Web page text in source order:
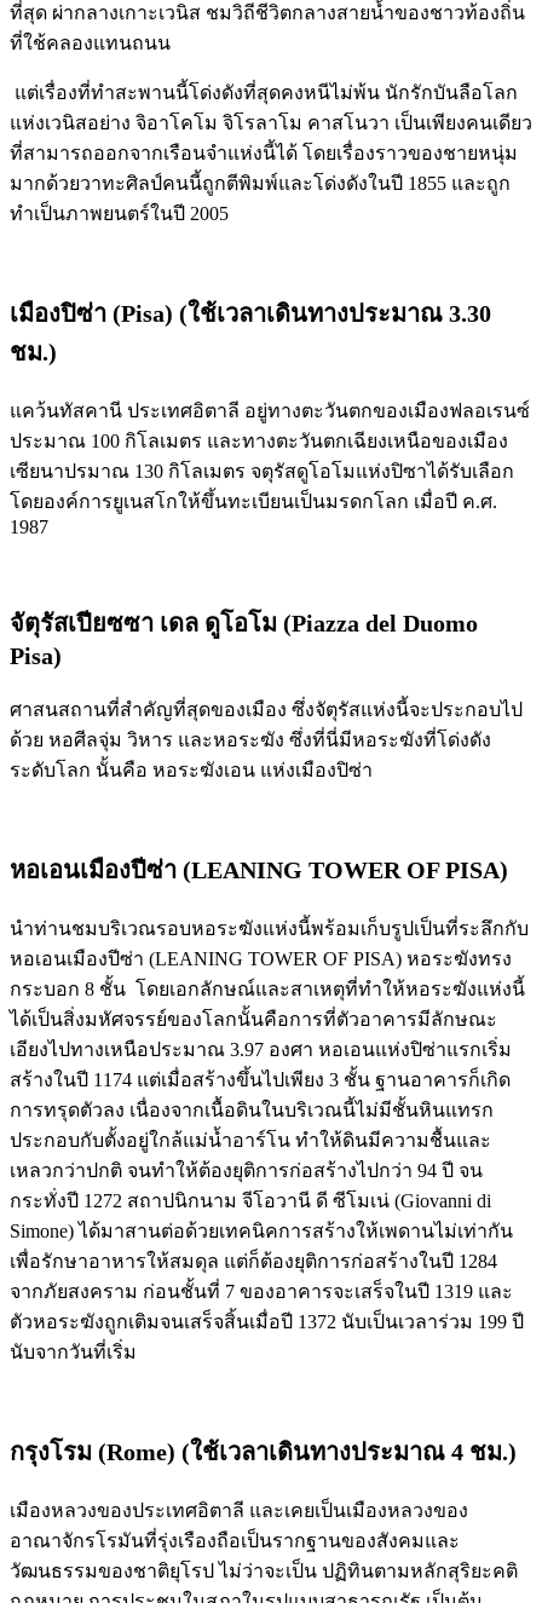
ที่สุด ผ่ากลางเกาะเวนิส ชมวิถีชีวิตกลางสายน้ำของชาวท้องถิ่น
ที่ใช้คลองแทนถนน
แต่เรื่องที่ทำสะพานนี้โด่งดังที่สุดคงหนีไม่พ้น นักรักบันลือโลก
แห่งเวนิสอย่าง จิอาโคโม จิโรลาโม คาสโนวา เป็นเพียงคนเดียว
ที่สามารถออกจากเรือนจำแห่งนี้ได้ โดยเรื่องราวของชายหนุ่ม
มากด้วยวาทะศิลป์คนนี้ถูกตีพิมพ์และโด่งดังในปี 1855 และถูก
ทำเป็นภาพยนตร์ในปี 2005
เมืองปิซ่า (Pisa) (ใช้เวลาเดินทางประมาณ 3.30
ชม.)
แคว้นทัสคานี ประเทศอิตาลี อยู่ทางตะวันตกของเมืองฟลอเรนซ์
ประมาณ 100 กิโลเมตร และทางตะวันตกเฉียงเหนือของเมือง
เซียนาปรมาณ 130 กิโลเมตร จตุรัสดูโอโมแห่งปิซาได้รับเลือก
โดยองค์การยูเนสโกให้ขึ้นทะเบียนเป็นมรดกโลก เมื่อปี ค.ศ.
1987
จัตุรัสเปียซซา เดล ดูโอโม (Piazza del Duomo
Pisa)
ศาสนสถานที่สำคัญที่สุดของเมือง ซึ่งจัตุรัสแห่งนี้จะประกอบไป
ด้วย หอศีลจุ่ม วิหาร และหอระฆัง ซึ่งที่นี่มีหอระฆังที่โด่งดัง
ระดับโลก นั้นคือ หอระฆังเอน แห่งเมืองปิซ่า
หอเอนเมืองปีซ่า (LEANING TOWER OF PISA)
นำท่านชมบริเวณรอบหอระฆังแห่งนี้พร้อมเก็บรูปเป็นที่ระลึกกับ
หอเอนเมืองปีซ่า (LEANING TOWER OF PISA) หอระฆังทรง
กระบอก 8 ชั้น โดยเอกลักษณ์และสาเหตุที่ทำให้หอระฆังแห่งนี้
ได้เป็นสิ่งมหัศจรรย์ของโลกนั้นคือการที่ตัวอาคารมีลักษณะ
เอียงไปทางเหนือประมาณ 3.97 องศา หอเอนแห่งปิซ่าแรกเริ่ม
สร้างในปี 1174 แต่เมื่อสร้างขึ้นไปเพียง 3 ชั้น ฐานอาคารก็เกิด
การทรุดตัวลง เนื่องจากเนื้อดินในบริเวณนี้ไม่มีชั้นหินแทรก
ประกอบกับตั้งอยู่ใกล้แม่น้ำอาร์โน ทำให้ดินมีความชื้นและ
เหลวกว่าปกติ จนทำให้ต้องยุติการก่อสร้างไปกว่า 94 ปี จน
กระทั่งปี 1272 สถาปนิกนาม จีโอวานี ดี ซีโมเน่ (Giovanni di
Simone) ได้มาสานต่อด้วยเทคนิคการสร้างให้เพดานไม่เท่ากัน
เพื่อรักษาอาหารให้สมดุล แต่ก็ต้องยุติการก่อสร้างในปี 1284
จากภัยสงคราม ก่อนชั้นที่ 7 ของอาคารจะเสร็จในปี 1319 และ
ตัวหอระฆังถูกเติมจนเสร็จสิ้นเมื่อปี 1372 นับเป็นเวลาร่วม 199 ปี
นับจากวันที่เริ่ม
กรุงโรม (Rome) (ใช้เวลาเดินทางประมาณ 4 ชม.)
เมืองหลวงของประเทศอิตาลี และเคยเป็นเมืองหลวงของ
อาณาจักรโรมันที่รุ่งเรืองถือเป็นรากฐานของสังคมและ
วัฒนธรรมของชาติยุโรป ไม่ว่าจะเป็น ปฏิทินตามหลักสุริยะคติ